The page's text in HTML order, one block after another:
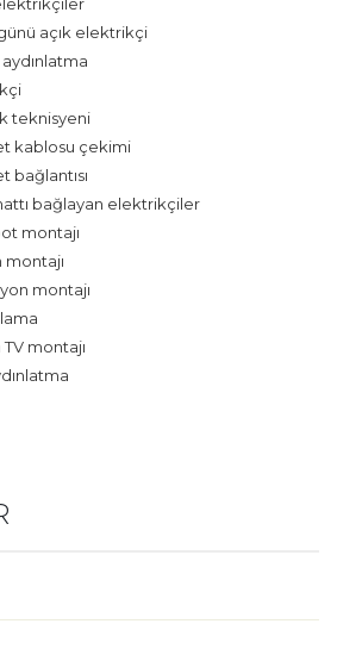
açık elektrikçi
teknisyeni
kablosu çekimi
bağlantısı
bağlayan elektrikçiler
montajı
montajı
montajı